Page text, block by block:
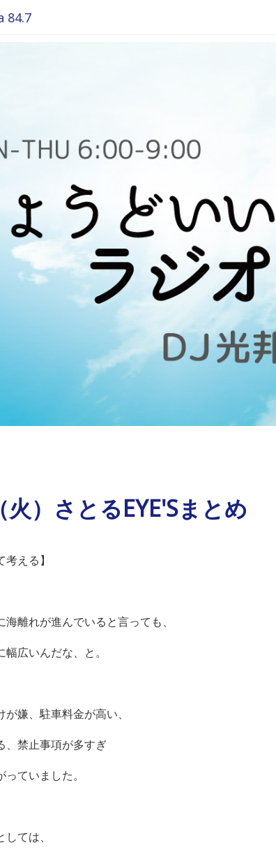
84.7
火）さとるEYE'Sまとめ
考える】
海離れが進んでいると言っても、
広いんだな、と。
嫌、駐車料金が高い、
、禁止事項が多すぎ
ていました。
ては、